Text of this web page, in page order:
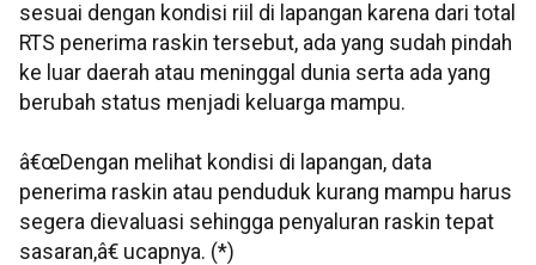
sesuai dengan kondisi riil di lapangan karena dari total
RTS penerima raskin tersebut, ada yang sudah pindah
ke luar daerah atau meninggal dunia serta ada yang
berubah status menjadi keluarga mampu.
â€œDengan melihat kondisi di lapangan, data
penerima raskin atau penduduk kurang mampu harus
segera dievaluasi sehingga penyaluran raskin tepat
sasaran,â€ ucapnya. (*)